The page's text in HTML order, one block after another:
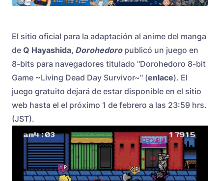
El sitio oficial para la adaptación al anime del manga
de Q Hayashida, Dorohedoro publicó un juego en
8-bits para navegadores titulado "Dorohedoro 8-bit
Game ~Living Dead Day Survivor~" (enlace). El
juego gratuito dejará de estar disponible en el sitio
web hasta el el próximo 1 de febrero a las 23:59 hrs.
(JST).